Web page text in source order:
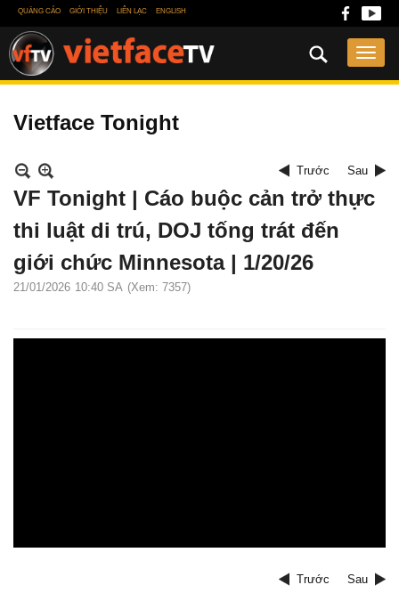
QUẢNG CÁO GIỚI THIỆU LIÊN LẠC ENGLISH
Vietface Tonight
Trước Sau
VF Tonight | Cáo buộc cản trở thực
thi luật di trú, DOJ tống trát đến
giới chức Minnesota | 1/20/26
21/01/2026 10:40 SA (Xem: 7357)
Trước Sau